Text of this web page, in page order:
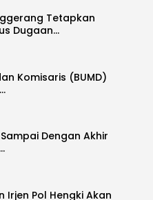
Tetapkan
Dugaan…
Komisaris (BUMD)
Sampai Dengan Akhir
Irjen Pol Hengki Akan